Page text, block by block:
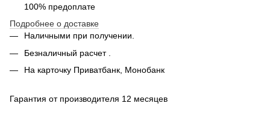
100% предоплате
Подробнее о доставке
Наличными при получении.
Безналичный расчет .
На карточку Приватбанк, Монобанк
Гарантия от производителя 12 месяцев